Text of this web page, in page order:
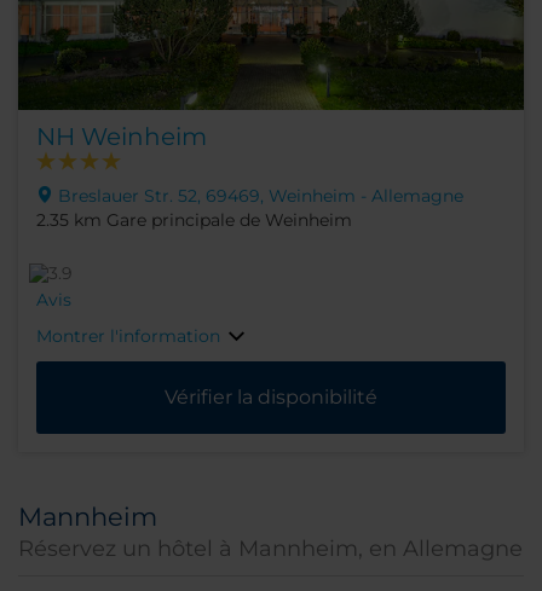
NH Weinheim
Breslauer Str. 52, 69469, Weinheim - Allemagne
2.35 km Gare principale de Weinheim
Avis
Montrer l'information
Vérifier la disponibilité
Mannheim
Réservez un hôtel à Mannheim, en Allemagne